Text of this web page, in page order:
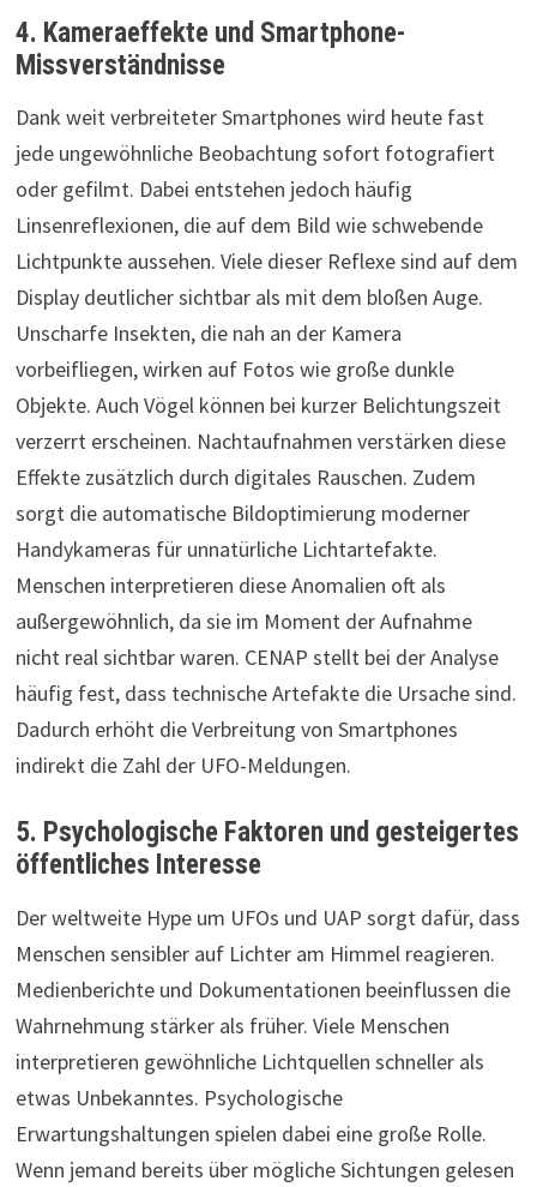
4. Kameraeffekte und Smartphone-
Missverständnisse
Dank weit verbreiteter Smartphones wird heute fast
jede ungewöhnliche Beobachtung sofort fotografiert
oder gefilmt. Dabei entstehen jedoch häufig
Linsenreflexionen, die auf dem Bild wie schwebende
Lichtpunkte aussehen. Viele dieser Reflexe sind auf dem
Display deutlicher sichtbar als mit dem bloßen Auge.
Unscharfe Insekten, die nah an der Kamera
vorbeifliegen, wirken auf Fotos wie große dunkle
Objekte. Auch Vögel können bei kurzer Belichtungszeit
verzerrt erscheinen. Nachtaufnahmen verstärken diese
Effekte zusätzlich durch digitales Rauschen. Zudem
sorgt die automatische Bildoptimierung moderner
Handykameras für unnatürliche Lichtartefakte.
Menschen interpretieren diese Anomalien oft als
außergewöhnlich, da sie im Moment der Aufnahme
nicht real sichtbar waren. CENAP stellt bei der Analyse
häufig fest, dass technische Artefakte die Ursache sind.
Dadurch erhöht die Verbreitung von Smartphones
indirekt die Zahl der UFO-Meldungen.
5. Psychologische Faktoren und gesteigertes
öffentliches Interesse
Der weltweite Hype um UFOs und UAP sorgt dafür, dass
Menschen sensibler auf Lichter am Himmel reagieren.
Medienberichte und Dokumentationen beeinflussen die
Wahrnehmung stärker als früher. Viele Menschen
interpretieren gewöhnliche Lichtquellen schneller als
etwas Unbekanntes. Psychologische
Erwartungshaltungen spielen dabei eine große Rolle.
Wenn jemand bereits über mögliche Sichtungen gelesen